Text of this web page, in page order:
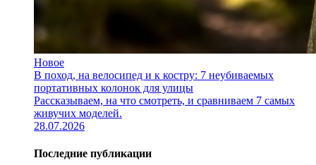
Новое
В поход, на велосипед и к костру: 7 неубиваемых
портативных колонок для улицы
Рассказываем, на что смотреть, и сравниваем 7 самых
живучих моделей.
28.07.2026
Последние публикации